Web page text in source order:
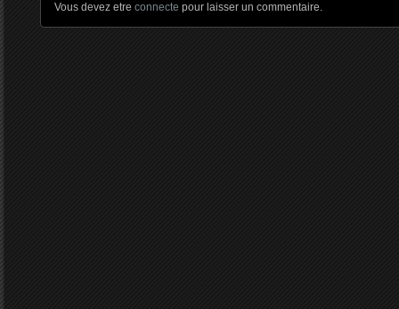
Vous devez etre connecte pour laisser un commentaire.